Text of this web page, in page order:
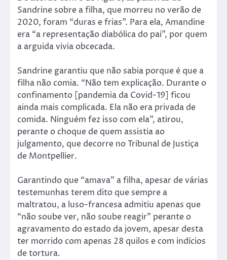
Sandrine sobre a filha, que morreu no verão de
2020, foram “duras e frias”. Para ela, Amandine
era “a representação diabólica do pai”, por quem
a arguida vivia obcecada.
Sandrine garantiu que não sabia porque é que a
filha não comia. “Não tem explicação. Durante o
confinamento [pandemia da Covid-19] ficou
ainda mais complicada. Ela não era privada de
comida. Ninguém fez isso com ela”, atirou,
perante o choque de quem assistia ao
julgamento, que decorre no Tribunal de Justiça
de Montpellier.
Garantindo que “amava” a filha, apesar de várias
testemunhas terem dito que sempre a
maltratou, a luso-francesa admitiu apenas que
“não soube ver, não soube reagir” perante o
agravamento do estado da jovem, apesar desta
ter morrido com apenas 28 quilos e com indícios
de tortura.